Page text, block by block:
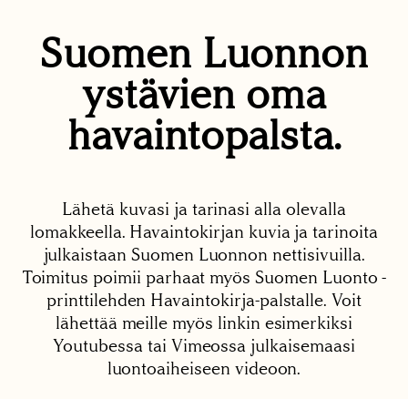
Suomen Luonnon
ystävien oma
havaintopalsta.
Lähetä kuvasi ja tarinasi alla olevalla
lomakkeella. Havaintokirjan kuvia ja tarinoita
julkaistaan Suomen Luonnon nettisivuilla.
Toimitus poimii parhaat myös Suomen Luonto -
printtilehden Havaintokirja-palstalle. Voit
lähettää meille myös linkin esimerkiksi
Youtubessa tai Vimeossa julkaisemaasi
luontoaiheiseen videoon.